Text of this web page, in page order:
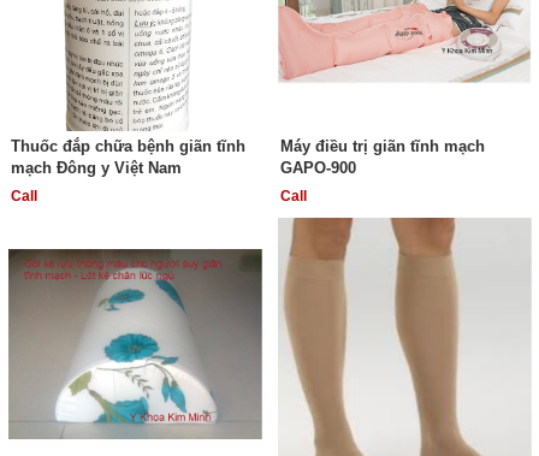
Thuốc đắp chữa bệnh giãn tĩnh
mạch Đông y Việt Nam
Call
Máy điều trị giãn tĩnh mạch
GAPO-900
Call